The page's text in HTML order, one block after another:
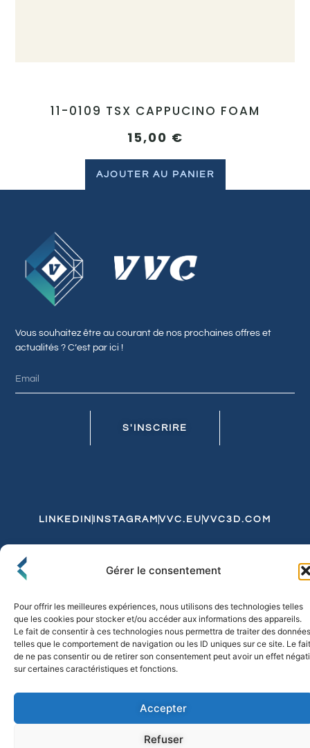
Gérer le consentement
Pour offrir les meilleures expériences, nous utilisons des technologies telles
que les cookies pour stocker et/ou accéder aux informations des appareils.
Le fait de consentir à ces technologies nous permettra de traiter des données
telles que le comportement de navigation ou les ID uniques sur ce site. Le fait
de ne pas consentir ou de retirer son consentement peut avoir un effet
sur certaines caractéristiques et fonctions.
Accepter
Refuser
11-0109 TSX CAPPUCINO FOAM
15,00 €
AJOUTER AU PANIER
Vous souhaitez être au courant de nos prochaines offres et
actualités ? C’est par ici !
S'INSCRIRE
LINKEDIN INSTAGRAM VVC.EU VVC3D.COM
Politique de Confidentialité et de CookiesExpédition et Livraison
© 2026 FLO & CO. All Rights Reserved